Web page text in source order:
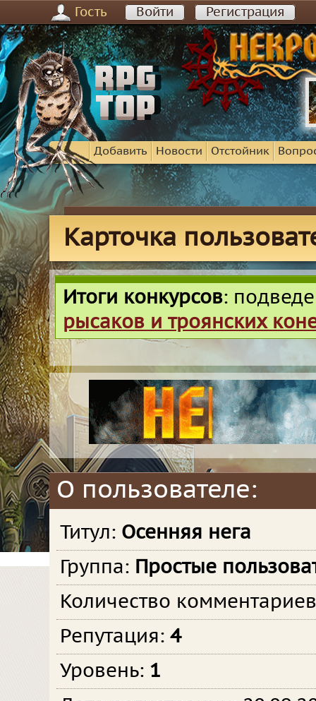
Гость Войти Регистрация
Добавить Новости Отстойник
Карточка
Итоги конкурсов:
рысаков и троянских
О пользователе:
Титул: Осенняя нега
Группа: Простые
Количество
Репутация: 4
Уровень: 1